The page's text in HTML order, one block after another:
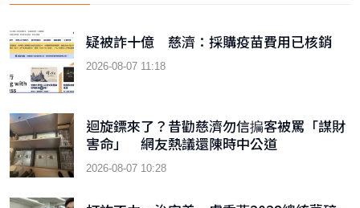
疑被詐十億 慈濟：採購疫苗費用已核銷
2026-08-07 11:18
迴旋鏢來了？昔勸慈濟勿信揙客被罵「謀財
害命」 網友熱議還陳時中公道
2026-08-07 10:28